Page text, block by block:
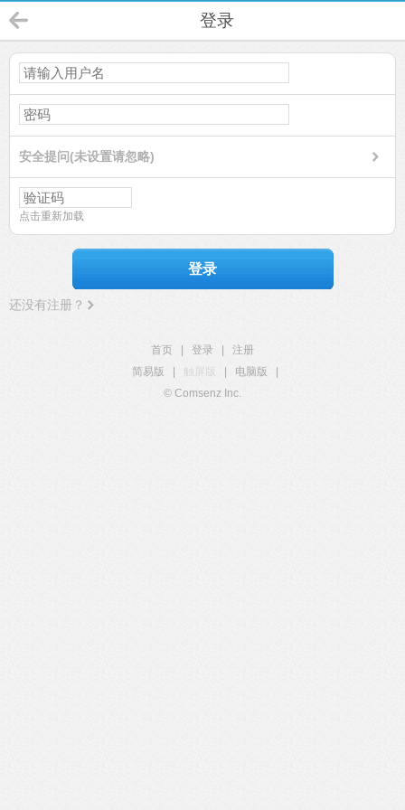
登录
安全提问(未设置请忽略)
点击重新加载
登录
还没有注册？
首页 登录
注册
简易版
触屏版 电脑版
© Comsenz Inc.